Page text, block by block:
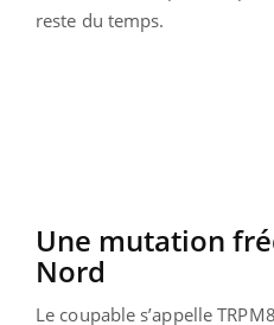
reste du temps.
Une mutation
Nord
Le coupable s’appelle